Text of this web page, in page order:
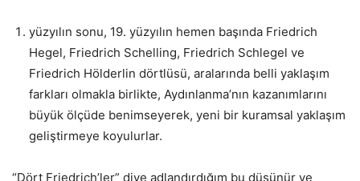
yüzyılın sonu, 19. yüzyılın hemen başında Friedrich
Hegel, Friedrich Schelling, Friedrich Schlegel ve
Friedrich Hölderlin dörtlüsü, aralarında belli yaklaşım
farkları olmakla birlikte, Aydınlanma’nın kazanımlarını
büyük ölçüde benimseyerek, yeni bir kuramsal yaklaşım
geliştirmeye koyulurlar.
“Dört Friedrich’ler” diye adlandırdığım bu düşünür ve